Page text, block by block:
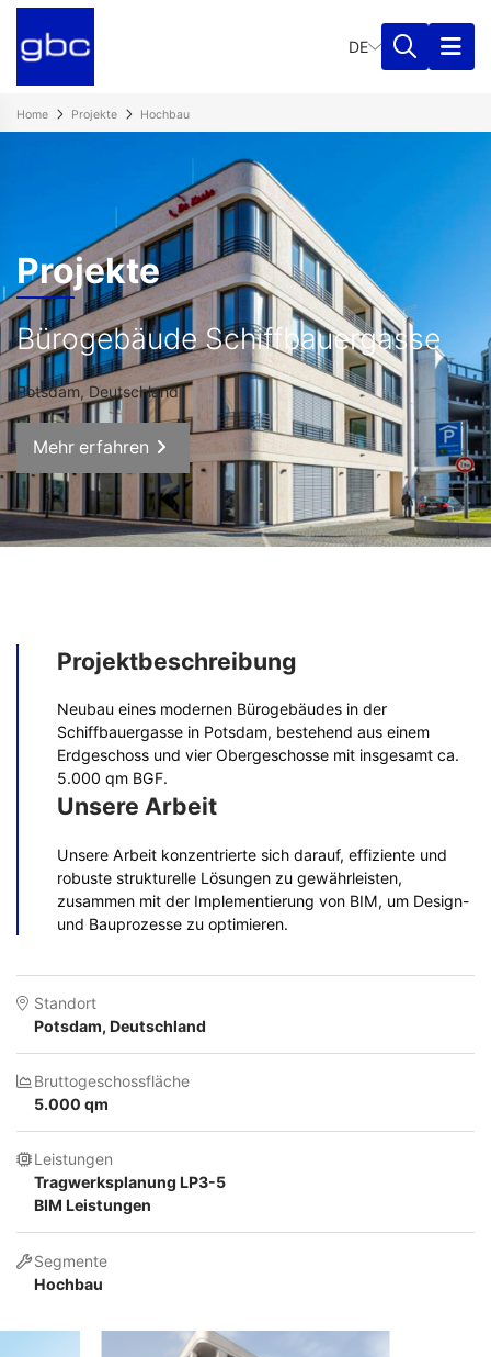
DE
Home Projekte Hochbau
Projekte
Bürogebäude Schiffbauergasse
Potsdam, Deutschland
Mehr erfahren
Projektbeschreibung
Neubau eines modernen Bürogebäudes in der
Schiffbauergasse in Potsdam, bestehend aus einem
Erdgeschoss und vier Obergeschosse mit insgesamt ca.
5.000 qm BGF.
Unsere Arbeit
Unsere Arbeit konzentrierte sich darauf, effiziente und
robuste strukturelle Lösungen zu gewährleisten,
zusammen mit der Implementierung von BIM, um Design-
und Bauprozesse zu optimieren.
Standort
Potsdam, Deutschland
Bruttogeschossfläche
5.000 qm
Leistungen
Tragwerksplanung LP3-5
BIM Leistungen
Segmente
Hochbau